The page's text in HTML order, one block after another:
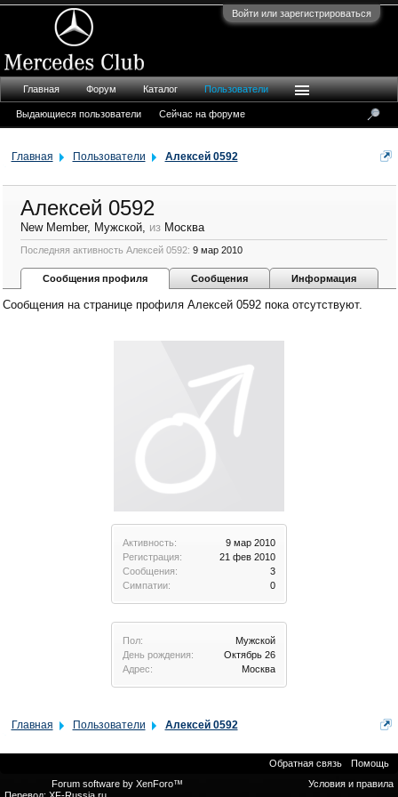
Войти или зарегистрироваться
Главная Пользователи Алексей 0592
Активность:
9 мар 2010
Регистрация:
21 фев 2010
Сообщения:
3
Симпатии:
0
Пол:
Мужской
День рождения:
Октябрь 26
Адрес:
Москва
Алексей 0592
New Member, Мужской, из Москва
Последняя активность Алексей 0592: 9 мар 2010
Сообщения профиля Сообщения Информация
Сообщения на странице профиля Алексей 0592 пока отсутствуют.
Главная Пользователи Алексей 0592
Главная Форум Каталог Пользователи
Выдающиеся пользователи Сейчас на форуме
Обратная связь
Помощь
Условия и правила
Forum software by XenForo™